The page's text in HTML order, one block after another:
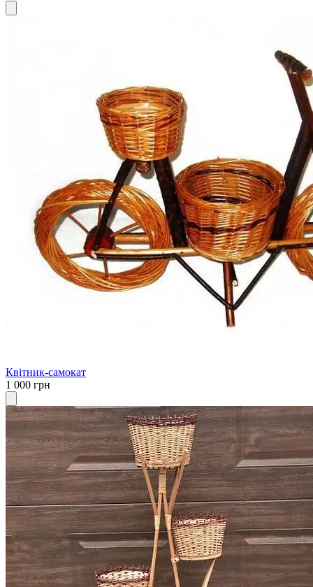
Квітник-самокат
1 000 грн